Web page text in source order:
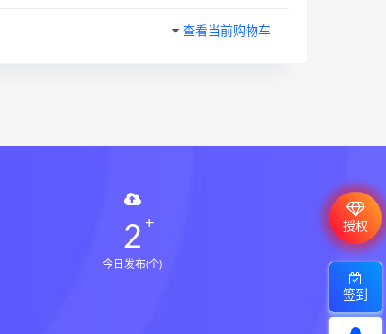
查看当前购物车
2
今日发布(个)
授权
签到